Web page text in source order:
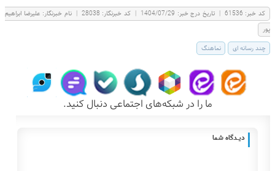
كد خبر: 61536
| تاریخ درج خبر: 1404/07/29
| کد خبرنگار: 28038
| نام خبرنگار: عليرضا ابراهيم
پور
چند رسانه ای
نماهنگ
ما را در شبکه‌های اجتماعی دنبال کنید.
دیـــدگاه شما